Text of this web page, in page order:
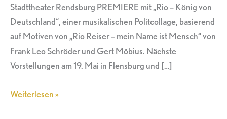
Stadttheater Rendsburg PREMIERE mit „Rio – König von
Deutschland“, einer musikalischen Politcollage, basierend
auf Motiven von „Rio Reiser – mein Name ist Mensch“ von
Frank Leo Schröder und Gert Möbius. Nächste
Vorstellungen am 19. Mai in Flensburg und […]
Weiterlesen »